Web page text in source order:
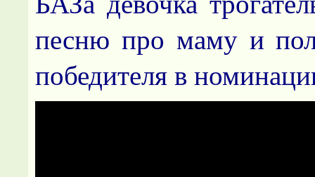
песню про маму и
победителя в